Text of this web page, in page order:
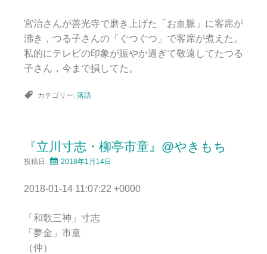
宮治さんが善光寺で磨き上げた「お血脈」に客席が
沸き，つる子さんの「ぐつぐつ」で客席が煮えた。
私的にテレビの印象が賑やか過ぎて敬遠してたつる
子さん，今まで損してた。
カテゴリー: 落語
『立川寸志・柳亭市童』@やきもち
投稿日: 2018年1月14日
2018-01-14 11:07:22 +0000
「和歌三神」寸志
「夢金」市童
（仲）